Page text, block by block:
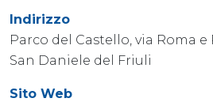
Indirizzo
Parco del Castello, via Roma
San Daniele del Friuli
Sito Web